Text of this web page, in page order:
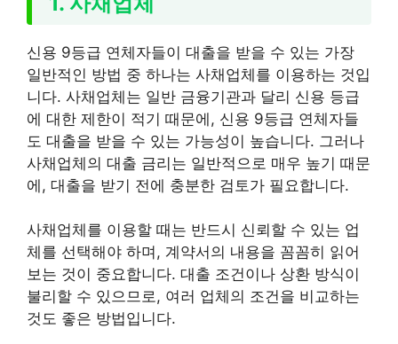
신용 9등급 연체자들이 대출을 받을 수 있는 가장
일반적인 방법 중 하나는 사채업체를 이용하는 것입
니다. 사채업체는 일반 금융기관과 달리 신용 등급
에 대한 제한이 적기 때문에, 신용 9등급 연체자들
도 대출을 받을 수 있는 가능성이 높습니다. 그러나
사채업체의 대출 금리는 일반적으로 매우 높기 때문
에, 대출을 받기 전에 충분한 검토가 필요합니다.
사채업체를 이용할 때는 반드시 신뢰할 수 있는 업
체를 선택해야 하며, 계약서의 내용을 꼼꼼히 읽어
보는 것이 중요합니다. 대출 조건이나 상환 방식이
불리할 수 있으므로, 여러 업체의 조건을 비교하는
것도 좋은 방법입니다.